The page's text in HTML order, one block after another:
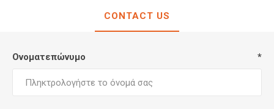
CONTACT US
Ονοματεπώνυμο *